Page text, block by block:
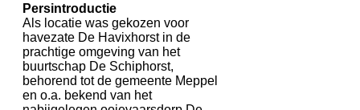
Persintroductie
Als locatie was gekozen voor
havezate De Havixhorst in de
prachtige omgeving van het
buurtschap De Schiphorst,
behorend tot de gemeente Meppel
en o.a. bekend van het